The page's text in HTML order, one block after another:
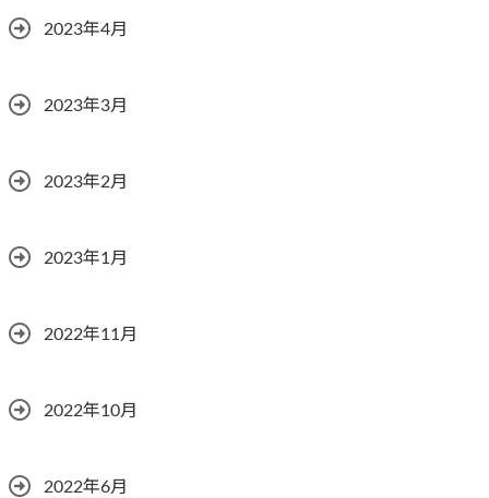
2023年4月
2023年3月
2023年2月
2023年1月
2022年11月
2022年10月
2022年6月